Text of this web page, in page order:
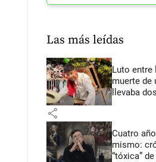
Las más leídas
Luto
muerte de
llevaba
share
Cuatro
mismo:
“tóxica”